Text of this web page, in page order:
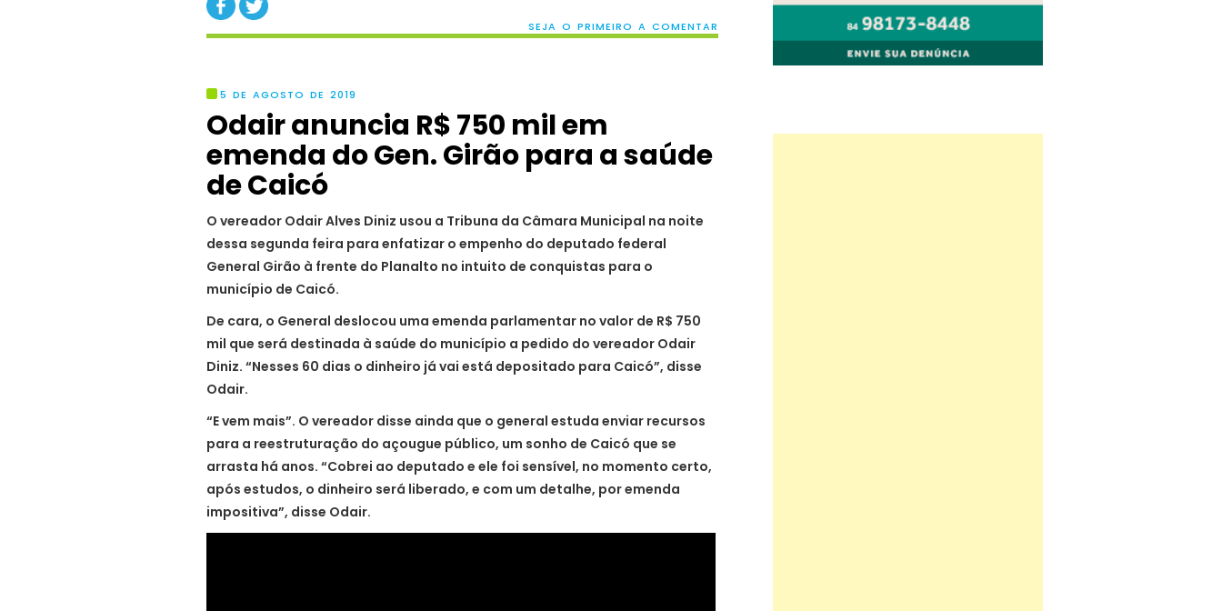
SEJA O PRIMEIRO A COMENTAR
5 DE AGOSTO DE 2019
Odair anuncia R$ 750 mil em
emenda do Gen. Girão para a saúde
de Caicó
O vereador Odair Alves Diniz usou a Tribuna da Câmara Municipal na noite
dessa segunda feira para enfatizar o empenho do deputado federal
General Girão à frente do Planalto no intuito de conquistas para o
município de Caicó.
De cara, o General deslocou uma emenda parlamentar no valor de R$ 750
mil que será destinada à saúde do município a pedido do vereador Odair
Diniz. “Nesses 60 dias o dinheiro já vai está depositado para Caicó”, disse
Odair.
“E vem mais”. O vereador disse ainda que o general estuda enviar recursos
para a reestruturação do açougue público, um sonho de Caicó que se
arrasta há anos. “Cobrei ao deputado e ele foi sensível, no momento certo,
após estudos, o dinheiro será liberado, e com um detalhe, por emenda
impositiva”, disse Odair.